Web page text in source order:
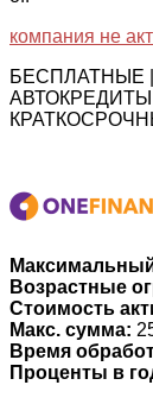
компания не
БЕСПЛАТНЫЕ
Возрастные
Стоимость
Макс. сумма:
Время
Проценты в